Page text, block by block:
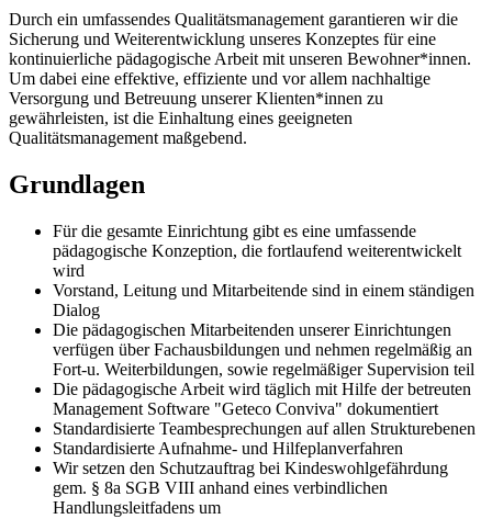
Durch ein umfassendes Qualitätsmanagement garantieren wir die
Sicherung und Weiterentwicklung unseres Konzeptes für eine
kontinuierliche pädagogische Arbeit mit unseren Bewohner*innen.
Um dabei eine effektive, effiziente und vor allem nachhaltige
Versorgung und Betreuung unserer Klienten*innen zu
gewährleisten, ist die Einhaltung eines geeigneten
Qualitätsmanagement maßgebend.
Grundlagen
Für die gesamte Einrichtung gibt es eine umfassende
pädagogische Konzeption, die fortlaufend weiterentwickelt
wird
Vorstand, Leitung und Mitarbeitende sind in einem ständigen
Dialog
Die pädagogischen Mitarbeitenden unserer Einrichtungen
verfügen über Fachausbildungen und nehmen regelmäßig an
Fort-u. Weiterbildungen, sowie regelmäßiger Supervision teil
Die pädagogische Arbeit wird täglich mit Hilfe der betreuten
Management Software "Geteco Conviva" dokumentiert
Standardisierte Teambesprechungen auf allen Strukturebenen
Standardisierte Aufnahme- und Hilfeplanverfahren
Wir setzen den Schutzauftrag bei Kindeswohlgefährdung
gem. § 8a SGB VIII anhand eines verbindlichen
Handlungsleitfadens um